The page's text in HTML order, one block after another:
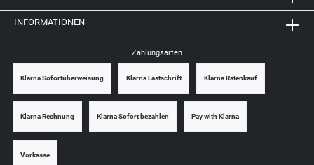
INFORMATIONEN
Zahlungsarten
Klarna Sofortüberweisung Klarna Lastschrift Klarna Ratenkauf
Klarna Rechnung Klarna Sofort bezahlen Pay with Klarna
Vorkasse